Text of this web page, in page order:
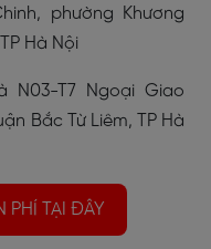
phường Khương
Hà Nội
N03-T7 Ngoại Giao
Bắc Từ Liêm, TP Hà
PHÍ TẠI ĐÂY